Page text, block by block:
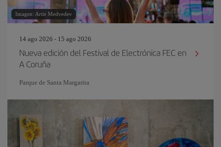
Imagen: Artie Medvedev
14 ago 2026 - 15 ago 2026
Nueva edición del Festival de Electrónica FEC en
A Coruña
Parque de Santa Margarita